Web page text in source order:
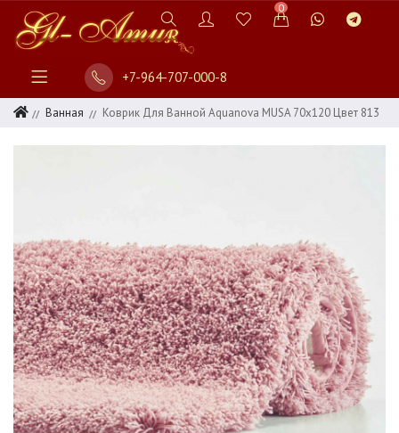
0
+7-964-707-000-8
Ванная Коврик Для Ванной Aquanova MUSA 70x120 Цвет 813